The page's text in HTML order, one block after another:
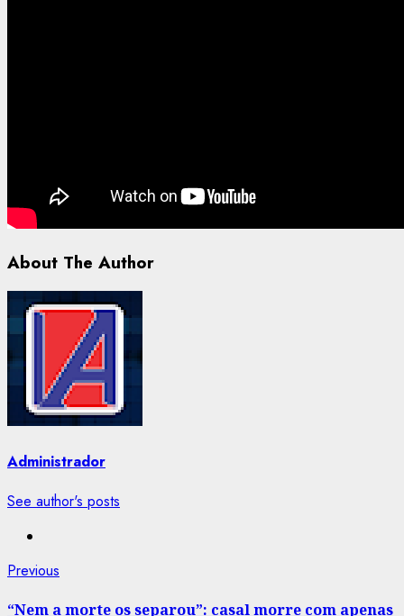
About The Author
Administrador
See author's posts
Post
navigation
Previous
“Nem a morte os separou”: casal morre com apenas